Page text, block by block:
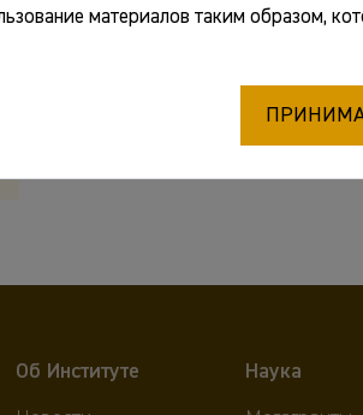
Об Институте Наука
материалов таким образом,